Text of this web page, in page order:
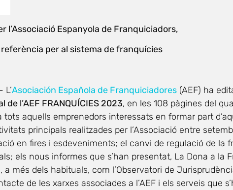
l’Associació Espanyola de Franquiciadors,
referència per al sistema de franquícies
L’Asociación Española de Franquiciadores (AEF) ha
de l’AEF FRANQUÍCIES 2023, en les 108 pàgines del
aquells emprenedors interessats en formar part
principals realitzades per l’Associació entre
en fires i esdeveniments; el canvi de regulació de la
els nous informes que s’han presentat, La Dona a la
a més dels habituals, com l’Observatori de
de les xarxes associades a l’AEF i els serveis que